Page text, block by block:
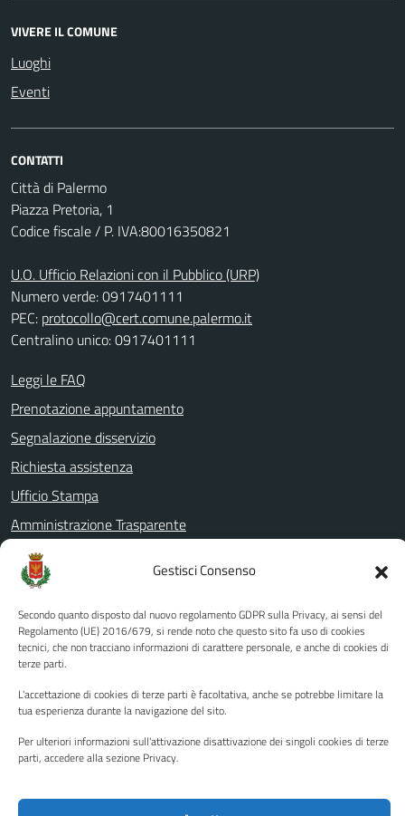
Gestisci Consenso
Secondo quanto disposto dal nuovo regolamento GDPR sulla Privacy, ai sensi del
Regolamento (UE) 2016/679, si rende noto che questo sito fa uso di cookies
tecnici, che non tracciano informazioni di carattere personale, e anche di cookies di
terze parti.
L'accettazione di cookies di terze parti è facoltativa, anche se potrebbe limitare la
tua esperienza durante la navigazione del sito.
Per ulteriori informazioni sull'attivazione disattivazione dei singoli cookies di terze
parti, accedere alla sezione Privacy.
VIVERE IL COMUNE
Luoghi
Eventi
CONTATTI
Città di Palermo
Piazza Pretoria, 1
Codice fiscale / P. IVA:80016350821
U.O. Ufficio Relazioni con il Pubblico (URP)
Numero verde: 0917401111
PEC: protocollo@cert.comune.palermo.it
Centralino unico: 0917401111
Leggi le FAQ
Prenotazione appuntamento
Segnalazione disservizio
Richiesta assistenza
Ufficio Stampa
Amministrazione Trasparente
Albo pretorio
Informativa privacy
Note legali
Dichiarazione di accessibilità
Piano di miglioramento del sito
SEGUICI SU